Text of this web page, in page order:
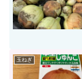
玉ねぎ